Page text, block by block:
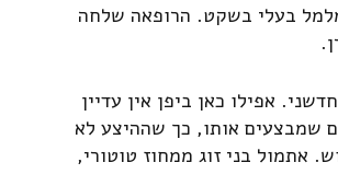
בעלי בשקט. הרופאה שלחה
אפילו כאן ביפן אין עדיין
שמבצעים אותו, כך שההיצע לא
אתמול בני זוג ממחוז טוטורי,